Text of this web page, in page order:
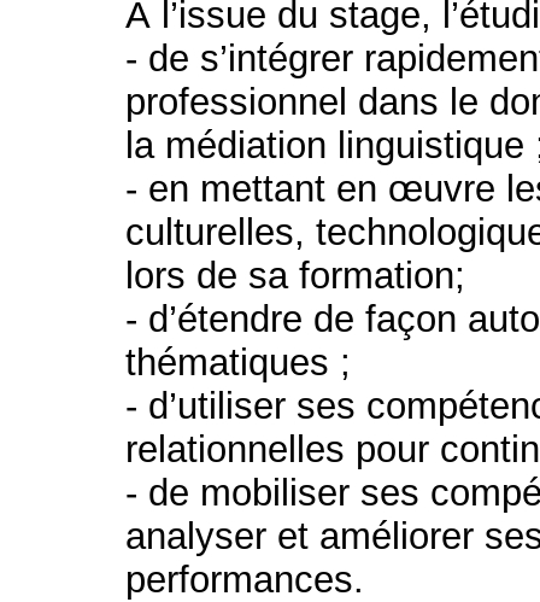
À l’issue du stage,
- de s’intégrer
professionnel dans le
la médiation linguistique
- en mettant en œuvre
culturelles,
lors de sa formation;
- d’étendre de façon
thématiques ;
- d’utiliser ses
relationnelles pour
- de mobiliser ses
analyser et améliorer
performances.